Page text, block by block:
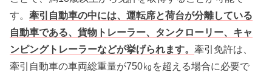
す。牽引自動車の中には、運転席と荷台が分離している
自動車である、貨物トレーラー、タンクローリー、キャ
ンピングトレーラーなどが挙げられます。牽引免許は、
牽引自動車の車両総重量が750㎏を超える場合に必要で